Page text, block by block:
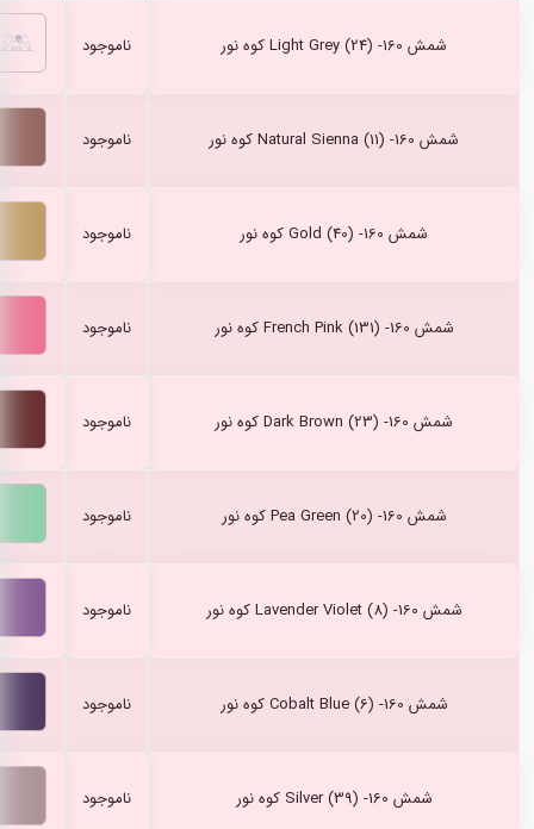
شمش Light Grey (24) -160 کوه نور ناموجود
شمش Natural Sienna (11) -160 کوه نور ناموجود
شمش Gold (40) -160 کوه نور ناموجود
شمش French Pink (131) -160 کوه نور ناموجود
شمش Dark Brown (23) -160 کوه نور ناموجود
شمش Pea Green (20) -160 کوه نور ناموجود
شمش Lavender Violet (8) -160 کوه نور ناموجود
شمش Cobalt Blue (6) -160 کوه نور ناموجود
شمش Silver (39) -160 کوه نور ناموجود